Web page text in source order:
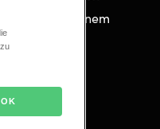
Pause in einem
OK